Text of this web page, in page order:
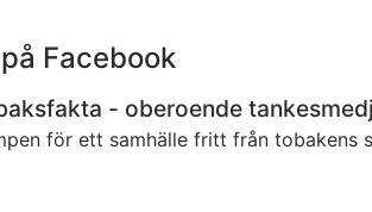
Facebook
- oberoende
för ett samhälle fritt från tobakens